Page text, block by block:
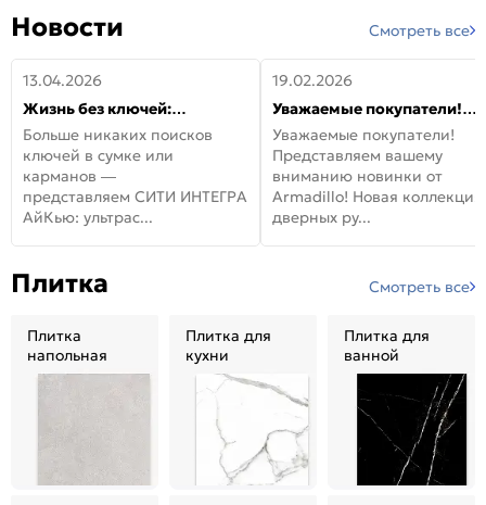
Новости Смотреть все
13.04.2026
Жизнь без ключей:
встречайте новую дверь
СИТИ ИНТЕГРА АйКью!
Больше никаких поисков
ключей в сумке или
карманов —
представляем СИТИ ИНТЕГРА
АйКью: ультрас...
19.02.2026
Уважаемые покупатели!
Представляем вашему
вниманию новинки от
Armadillo!
Уважаемые покупатели!
Представляем вашему
вниманию новинки от
Armadillo! Новая коллекция
дверных ру...
Плитка Смотреть все
Плитка
напольная
Плитка для
кухни
Плитка для
ванной